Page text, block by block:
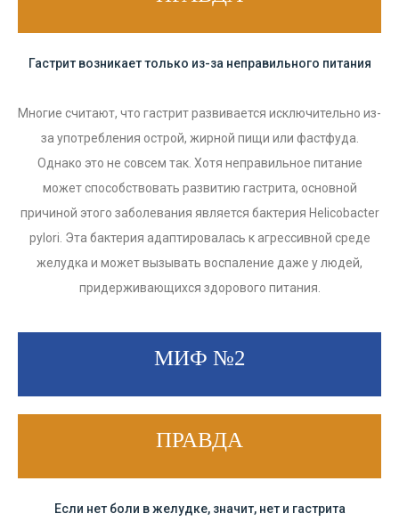
Гастрит возникает только из-за неправильного питания
Многие считают, что гастрит развивается исключительно из-
за употребления острой, жирной пищи или фастфуда.
Однако это не совсем так. Хотя неправильное питание
может способствовать развитию гастрита, основной
причиной этого заболевания является бактерия Helicobacter
pylori. Эта бактерия адаптировалась к агрессивной среде
желудка и может вызывать воспаление даже у людей,
придерживающихся здорового питания.
МИФ №2
ПРАВДА
Если нет боли в желудке, значит, нет и гастрита